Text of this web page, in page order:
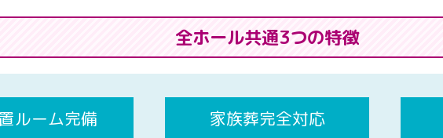
全ホール共通3つの特徴
ルーム完備 家族葬完全対応